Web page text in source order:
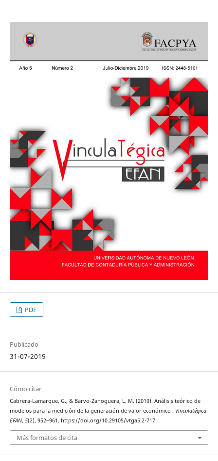
PDF
Publicado
31-07-2019
Cómo citar
Cabrera-Lamarque, G., & Barvo-Zanoguera, L. M. (2019). Análisis teórico de
modelos para la medición de la generación de valor económico . Vinculatégica
EFAN, 5(2), 952–961. https://doi.org/10.29105/vtga5.2-717
Más formatos de cita